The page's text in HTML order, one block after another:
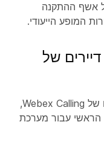
אשף ההתקנה
של
תצורה זו קשורה למערכת מרובה דיירים של Webex Calling,
הראשי עבור מערכת